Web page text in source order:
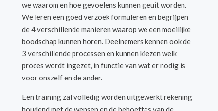
we waarom en hoe gevoelens kunnen geuit worden.
We leren een goed verzoek formuleren en begrijpen
de 4 verschillende manieren waarop we een moeilijke
boodschap kunnen horen. Deelnemers kennen ook de
3 verschillende processen en kunnen kiezen welk
proces wordt ingezet, in functie van wat er nodig is
voor onszelf en de ander.
Een training zal volledig worden uitgewerkt rekening
houdend met de wensen en de behoeftes van de